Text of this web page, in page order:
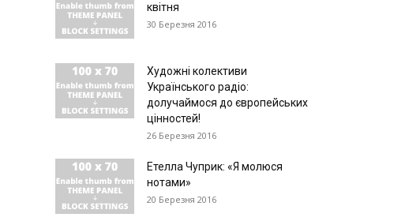
квітня
30 Березня 2016
Художні колективи
Українського радіо:
долучаймося до європейських
цінностей!
26 Березня 2016
Етелла Чуприк: «Я молюся
нотами»
20 Березня 2016